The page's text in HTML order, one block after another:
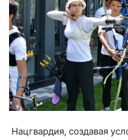
Нацгвардия, создавая